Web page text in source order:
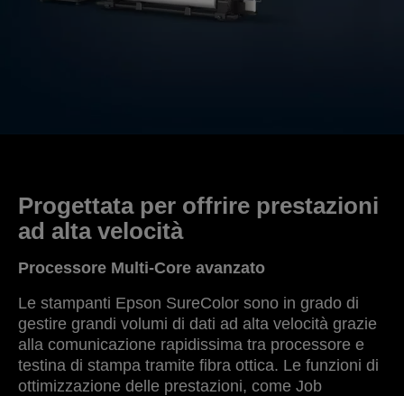
Progettata per offrire prestazioni
ad alta velocità
Processore Multi-Core avanzato
Le stampanti Epson SureColor sono in grado di
gestire grandi volumi di dati ad alta velocità grazie
alla comunicazione rapidissima tra processore e
testina di stampa tramite fibra ottica. Le funzioni di
ottimizzazione delle prestazioni, come Job